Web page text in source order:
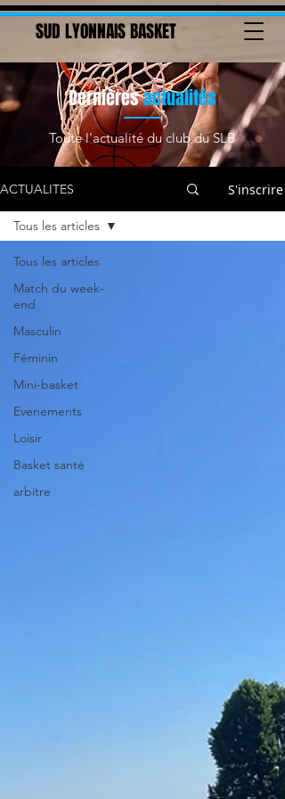
SUD LYONNAIS BASKET
Dernièresactualités
Toute l'actualité du club du SLB
ACTUALITES S'inscrire
Tous les articles
Match du week-
end
Masculin
Féminin
Mini-basket
Evenements
Loisir
Basket santé
arbitre
Tous les articles